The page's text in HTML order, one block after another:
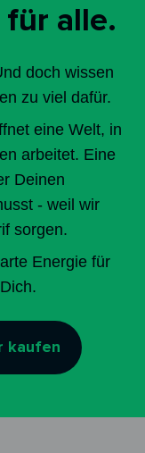
alle.
doch wissen
zu viel dafür.
eine Welt, in
arbeitet. Eine
Deinen
- weil wir
sorgen.
Energie für
kaufen